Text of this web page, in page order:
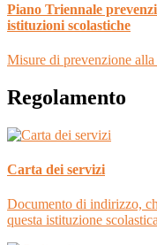
Piano Triennale
istituzioni scolastiche
Misure di prevenzione
Regolamento
Carta dei servizi
Documento di indirizzo,
questa istituzione